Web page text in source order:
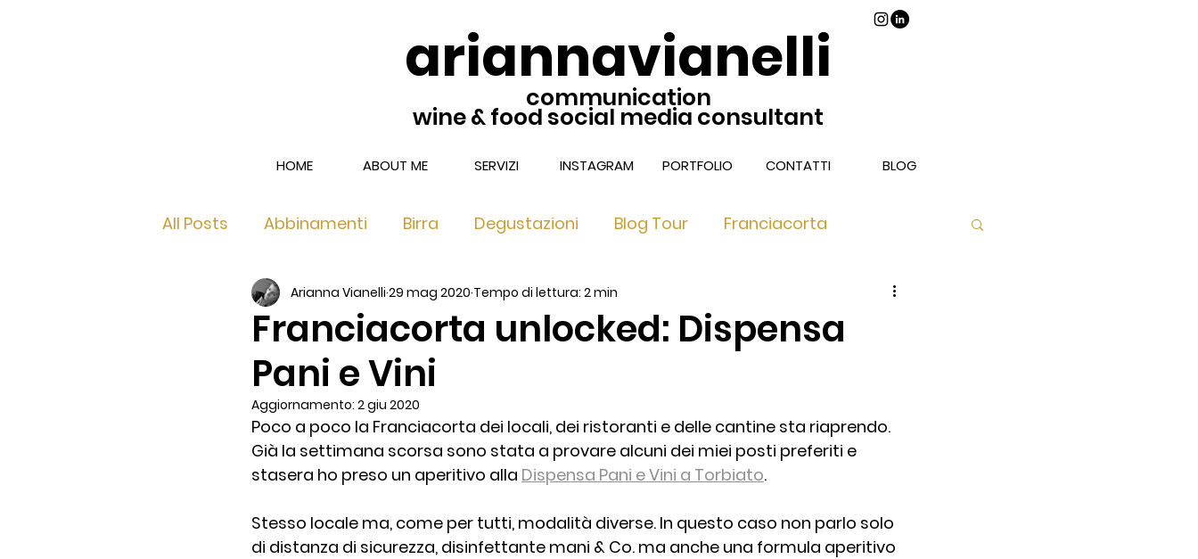
ariannavianelli
communication
wine & food social media consultant
HOME ABOUT ME SERVIZI INSTAGRAM PORTFOLIO CONTATTI BLOG
All Posts Abbinamenti Birra Degustazioni Blog Tour Franciacorta
Franciacorta Brut Franciacorta Extra Brut & Dosag
Franciacorta Rosé Le Ricette di TUC
Mortadella Post e foto Pasta Recensioni Ricette del Territorio
Franciacorta unlocked: Dispensa
Pani e Vini
Arianna Vianelli 29 mag 2020 Tempo di lettura: 2 min
Aggiornamento: 2 giu 2020
Poco a poco la Franciacorta dei locali, dei ristoranti e delle cantine sta riaprendo.
Già la settimana scorsa sono stata a provare alcuni dei miei posti preferiti e
stasera ho preso un aperitivo alla Dispensa Pani e Vini a Torbiato.
Stesso locale ma, come per tutti, modalità diverse. In questo caso non parlo solo
di distanza di sicurezza, disinfettante mani & Co. ma anche una formula aperitivo